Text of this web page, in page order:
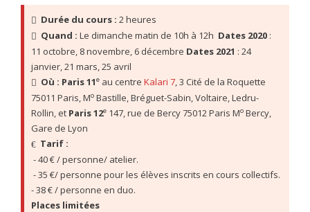
Durée du cours : 2 heures
Quand : Le dimanche matin de 10h à 12h Dates 2020 :
11 octobre, 8 novembre, 6 décembre Dates 2021 : 24
janvier, 21 mars, 25 avril
Où : Paris 11e au centre Kalari 7, 3 Cité de la Roquette
75011 Paris, Mo Bastille, Bréguet-Sabin, Voltaire, Ledru-
Rollin, et Paris 12e 147, rue de Bercy 75012 Paris Mo Bercy,
Gare de Lyon
Tarif :
- 40 € / personne/ atelier.
- 35 €/ personne pour les élèves inscrits en cours collectifs.
- 38 € / personne en duo.
Places limitées